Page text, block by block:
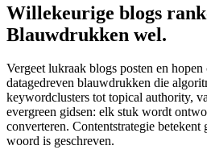
Willekeurige blogs
Blauwdrukken wel.
Vergeet lukraak blogs posten en
datagedreven blauwdrukken die
keywordclusters tot topical authority,
evergreen gidsen: elk stuk wordt
converteren. Contentstrategie betekent
woord is geschreven.